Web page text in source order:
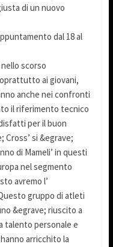
di un nuovo
dal 18 al
scorso
ai giovani,
anche nei confronti
il riferimento tecnico
per il buon
Cross’ si &egrave;
di Mameli’ in questi
nel segmento
avremo l’
gruppo di atleti
&egrave; riuscito a
talento personale e
arricchito la